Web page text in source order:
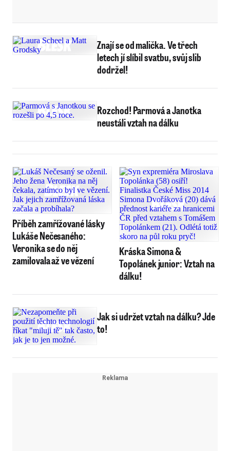
Znají se od malička. Ve třech
letech jí slíbil svatbu, svůj slib
dodržel!
Rozchod! Parmová a Janotka
neustáli vztah na dálku
Příběh zamřížované lásky
Lukáše Nečesaného:
Veronika se do něj
zamilovala až ve vězení
Kráska Simona &
Topolánek junior: Vztah na
dálku!
Jak si udržet vztah na dálku? Jde
to!